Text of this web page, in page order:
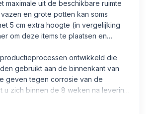
maximale uit de beschikbare ruimte
en grote potten kan soms
5 cm extra hoogte (in vergelijking
om deze items te plaatsen en
ontwikkeld die
gebruikt aan de binnenkant van
geven tegen corrosie van de
u zich binnen de 8 weken na levering